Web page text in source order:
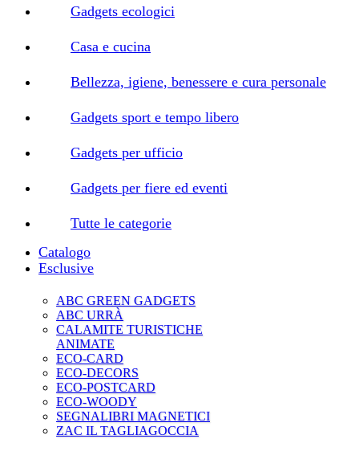
Gadgets ecologici
Casa e cucina
Bellezza, igiene, benessere e cura personale
Gadgets sport e tempo libero
Gadgets per ufficio
Gadgets per fiere ed eventi
Tutte le categorie
Catalogo
Esclusive
ABC GREEN GADGETS
ABC URRÀ
CALAMITE TURISTICHE
ANIMATE
ECO-CARD
ECO-DECORS
ECO-POSTCARD
ECO-WOODY
SEGNALIBRI MAGNETICI
ZAC IL TAGLIAGOCCIA